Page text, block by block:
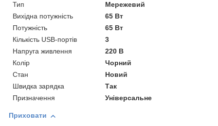
Тип
Мережевий
Вихідна потужність
65 Вт
Потужність
65 Вт
Кількість USB-портів
3
Напруга живлення
220 В
Колір
Чорний
Стан
Новий
Швидка зарядка
Так
Призначення
Універсальне
Приховати